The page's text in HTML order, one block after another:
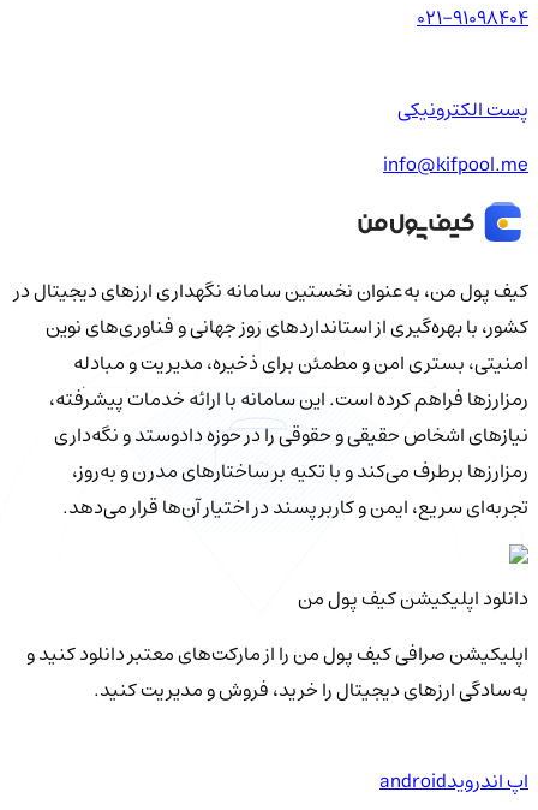
021-91098404
پست الکترونیکی
info@kifpool.me
کیف‌ پول من، به‌عنوان نخستین سامانه نگهداری ارزهای دیجیتال در
کشور، با بهره‌گیری از استانداردهای روز جهانی و فناوری‌های نوین
امنیتی، بستری امن و مطمئن برای ذخیره، مدیریت و مبادله
رمزارزها فراهم کرده است. این سامانه با ارائه خدمات پیشرفته،
نیازهای اشخاص حقیقی و حقوقی را در حوزه دادوستد و نگه‌داری
رمزارزها برطرف می‌کند و با تکیه بر ساختارهای مدرن و به‌روز،
تجربه‌ای سریع، ایمن و کاربرپسند در اختیار آن‌ها قرار می‌دهد.
دانلود اپلیکیشن کیف‌ پول من
اپلیکیشن صرافی کیف پول من را از مارکت‌های معتبر دانلود کنید و
به‌سادگی ارزهای دیجیتال را خرید، فروش و مدیریت کنید.
اپ اندرویدandroid